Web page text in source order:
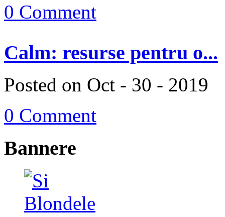
0 Comment
Calm: resurse pentru o...
Posted on Oct - 30 - 2019
0 Comment
Bannere